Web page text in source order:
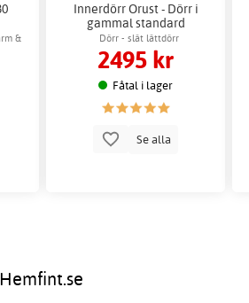
&
Innerdörr Orust - Dörr i
gammal standard
Dörr - slät lättdörr
2495 kr
Fåtal i lager
Se alla